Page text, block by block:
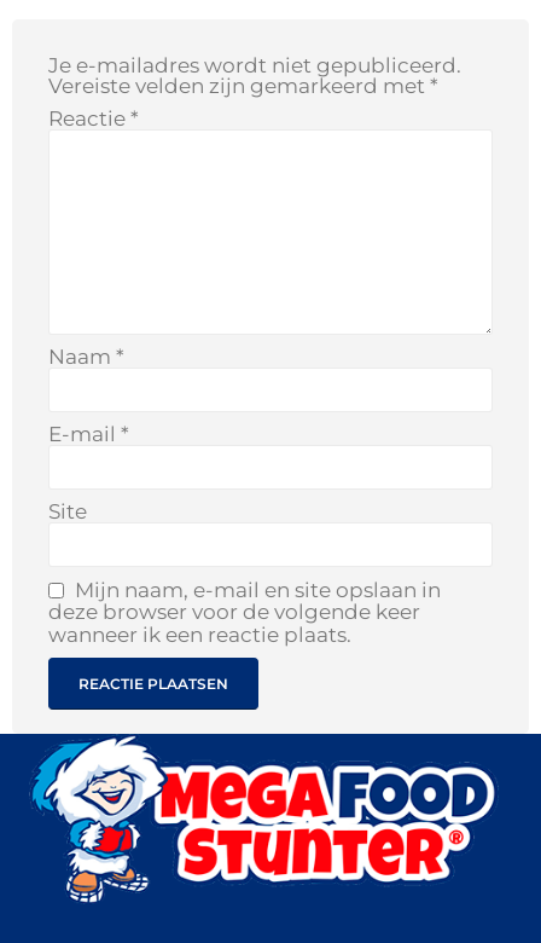
Je e-mailadres wordt niet gepubliceerd.
Vereiste velden zijn gemarkeerd met *
Reactie *
Naam *
E-mail *
Site
Mijn naam, e-mail en site opslaan in
deze browser voor de volgende keer
wanneer ik een reactie plaats.